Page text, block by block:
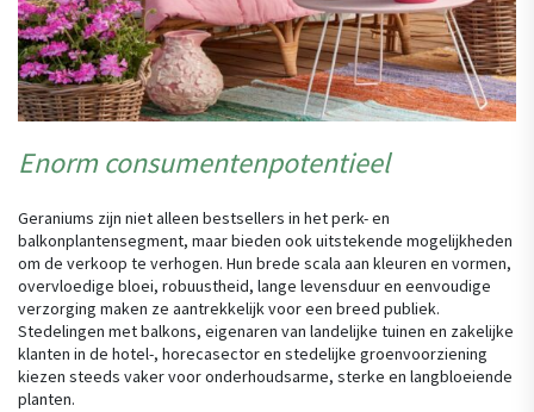
Enorm consumentenpotentieel
Geraniums zijn niet alleen bestsellers in het perk- en
balkonplantensegment, maar bieden ook uitstekende mogelijkheden
om de verkoop te verhogen. Hun brede scala aan kleuren en vormen,
overvloedige bloei, robuustheid, lange levensduur en eenvoudige
verzorging maken ze aantrekkelijk voor een breed publiek.
Stedelingen met balkons, eigenaren van landelijke tuinen en zakelijke
klanten in de hotel-, horecasector en stedelijke groenvoorziening
kiezen steeds vaker voor onderhoudsarme, sterke en langbloeiende
planten.